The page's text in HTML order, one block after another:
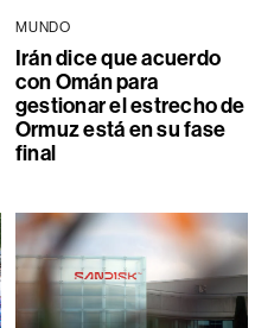
MUNDO
Irán dice que acuerdo
con Omán para
gestionar el estrecho de
Ormuz está en su fase
final